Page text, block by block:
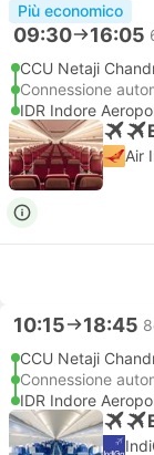
Più economico
09:30 16:05
CCU Netaji
Connessione
IDR Indore
Air
10:15 18:45
CCU Netaji
Connessione
IDR Indore